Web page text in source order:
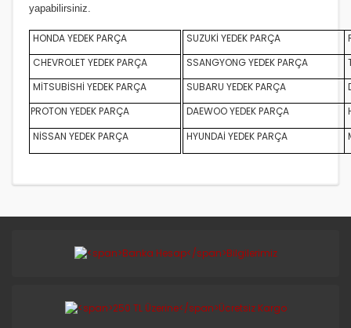
yapabilirsiniz.
HONDA YEDEK PARÇA SUZUKİ YEDEK PARÇA
CHEVROLET YEDEK PARÇA
SSANGYONG YEDEK PARÇA
MİTSUBİSHİ YEDEK PARÇA
SUBARU YEDEK PARÇA
PROTON YEDEK PARÇA
DAEWOO YEDEK PARÇA
NİSSAN YEDEK PARÇA
HYUNDAİ YEDEK PARÇA